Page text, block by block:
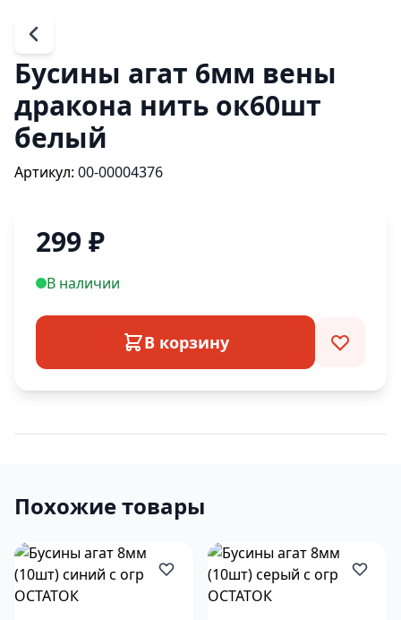
Бусины агат 6мм вены
дракона нить ок60шт
белый
Артикул: 00-00004376
299 ₽
В наличии
В корзину
Похожие товары